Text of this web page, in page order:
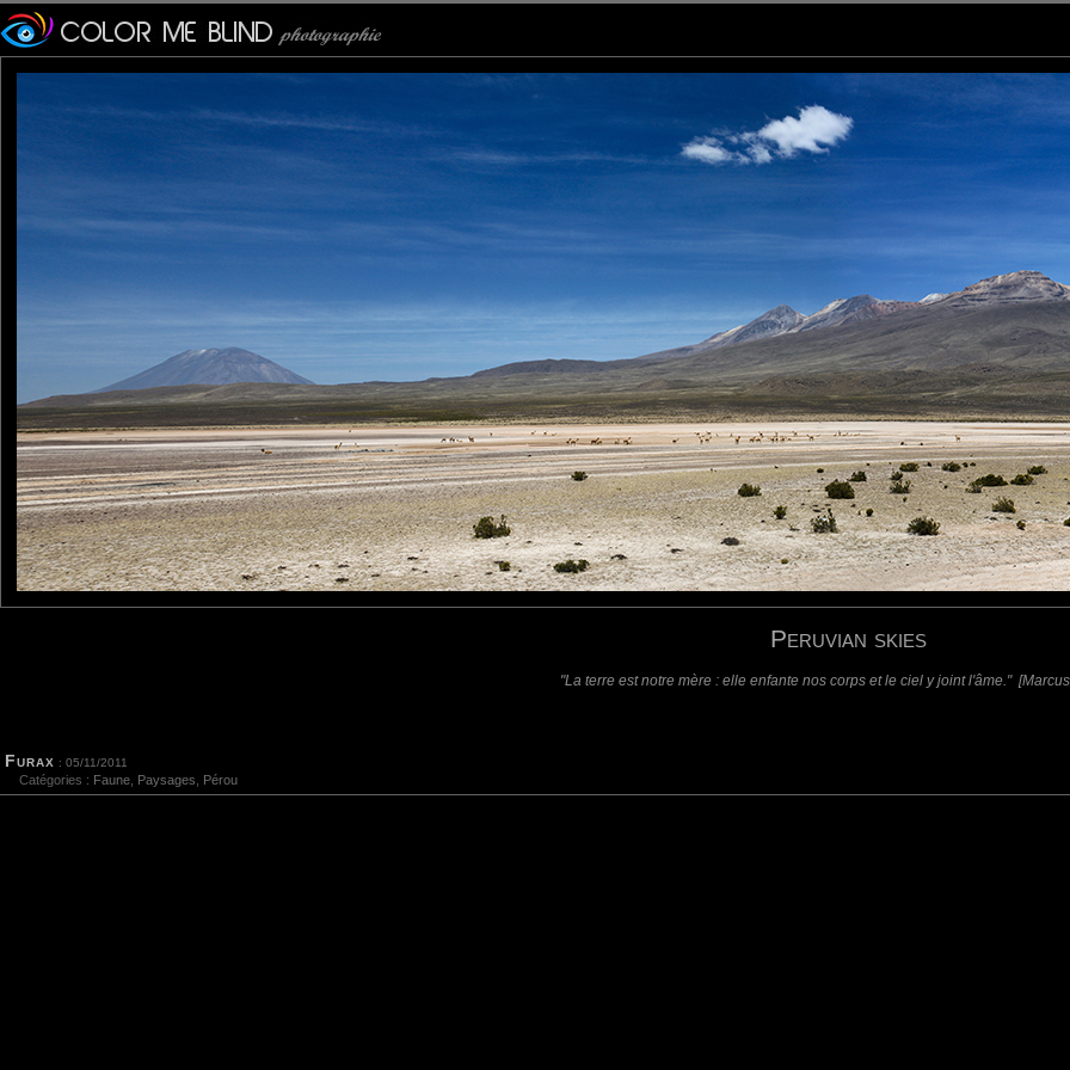
Peruvian skies
"La terre est notre mère : elle enfante nos corps et le ciel y joint l'âme."
Furax : 05/11/2011
Catégories : Faune Paysages Pérou
jacklineG: 09/11/2011
Grandiose ! Quelle belle immensité et cerise sur le gateau : ce petit nuage ! Bonne soirée
tede : 10/11/2011
Un paysage de toute beauté, splendide panoramique. Bonne journée.
mhelene
: 10/11/2011
Ca fait du bien de sortir du trou de l'image précédente, et de quelle belle façon...
Laisser un commentaire
Nom(requis)
E-mail(requis - ne sera pas affiché)
Site Web